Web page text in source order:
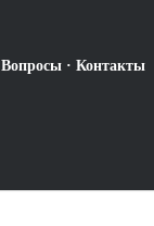
Вопросы · Контакты